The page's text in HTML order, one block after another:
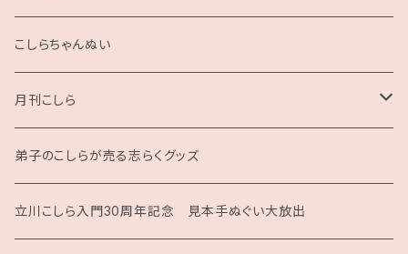
2025
こしらちゃんぬい
月刊こしら
月刊こしら用ファイル
月刊こしらバックナンバーセット（紙版）
弟子のこしらが売る志らくグッズ
立川こしら入門30周年記念 見本手ぬぐい大放出